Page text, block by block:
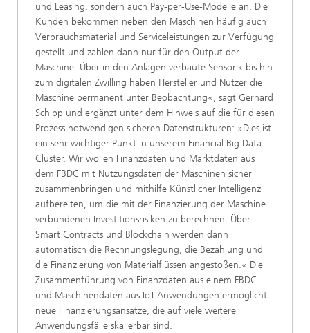
und Leasing, sondern auch Pay-per-Use-Modelle an. Die
Kunden bekommen neben den Maschinen häufig auch
Verbrauchsmaterial und Serviceleistungen zur Verfügung
gestellt und zahlen dann nur für den Output der
Maschine. Über in den Anlagen verbaute Sensorik bis hin
zum digitalen Zwilling haben Hersteller und Nutzer die
Maschine permanent unter Beobachtung«, sagt Gerhard
Schipp und ergänzt unter dem Hinweis auf die für diesen
Prozess notwendigen sicheren Datenstrukturen: »Dies ist
ein sehr wichtiger Punkt in unserem Financial Big Data
Cluster. Wir wollen Finanzdaten und Marktdaten aus
dem FBDC mit Nutzungsdaten der Maschinen sicher
zusammenbringen und mithilfe Künstlicher Intelligenz
aufbereiten, um die mit der Finanzierung der Maschine
verbundenen Investitionsrisiken zu berechnen. Über
Smart Contracts und Blockchain werden dann
automatisch die Rechnungslegung, die Bezahlung und
die Finanzierung von Materialflüssen angestoßen.« Die
Zusammenführung von Finanzdaten aus einem FBDC
und Maschinendaten aus IoT-Anwendungen ermöglicht
neue Finanzierungsansätze, die auf viele weitere
Anwendungsfälle skalierbar sind.